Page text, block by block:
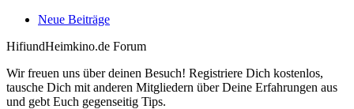
Neue Beiträge
HifiundHeimkino.de Forum
Wir freuen uns über deinen Besuch! Registriere Dich kostenlos,
tausche Dich mit anderen Mitgliedern über Deine Erfahrungen aus
und gebt Euch gegenseitig Tips.